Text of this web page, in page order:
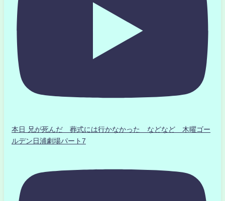
本日 兄が死んだ 葬式には行かなかった などなど 木曜ゴー
ルデン日浦劇場パート7